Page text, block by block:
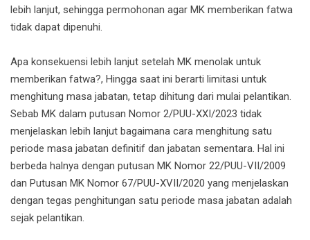
lebih lanjut, sehingga permohonan agar MK memberikan fatwa
tidak dapat dipenuhi.
Apa konsekuensi lebih lanjut setelah MK menolak untuk
memberikan fatwa?, Hingga saat ini berarti limitasi untuk
menghitung masa jabatan, tetap dihitung dari mulai pelantikan.
Sebab MK dalam putusan Nomor 2/PUU-XXI/2023 tidak
menjelaskan lebih lanjut bagaimana cara menghitung satu
periode masa jabatan definitif dan jabatan sementara. Hal ini
berbeda halnya dengan putusan MK Nomor 22/PUU-VII/2009
dan Putusan MK Nomor 67/PUU-XVII/2020 yang menjelaskan
dengan tegas penghitungan satu periode masa jabatan adalah
sejak pelantikan.